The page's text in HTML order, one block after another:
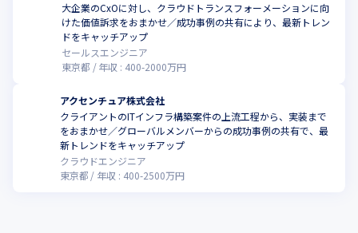
大企業のCxOに対し、クラウドトランスフォーメーションに向
けた価値訴求をおまかせ／成功事例の共有により、最新トレン
ドをキャッチアップ
セールスエンジニア
東京都
年収 : 400-2000万円
アクセンチュア株式会社
クライアントのITインフラ構築案件の上流工程から、実装まで
をおまかせ／グローバルメンバーからの成功事例の共有で、最
新トレンドをキャッチアップ
クラウドエンジニア
東京都
年収 : 400-2500万円